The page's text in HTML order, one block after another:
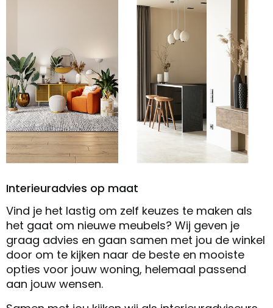
Interieuradvies op maat
Vind je het lastig om zelf keuzes te maken als
het gaat om nieuwe meubels? Wij geven je
graag advies en gaan samen met jou de winkel
door om te kijken naar de beste en mooiste
opties voor jouw woning, helemaal passend
aan jouw wensen.